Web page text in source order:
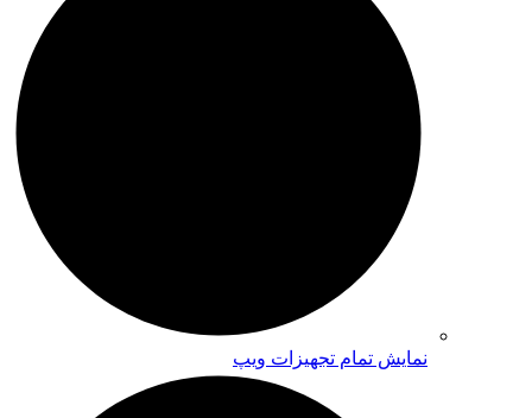
نمایش تمام تجهیزات ویپ